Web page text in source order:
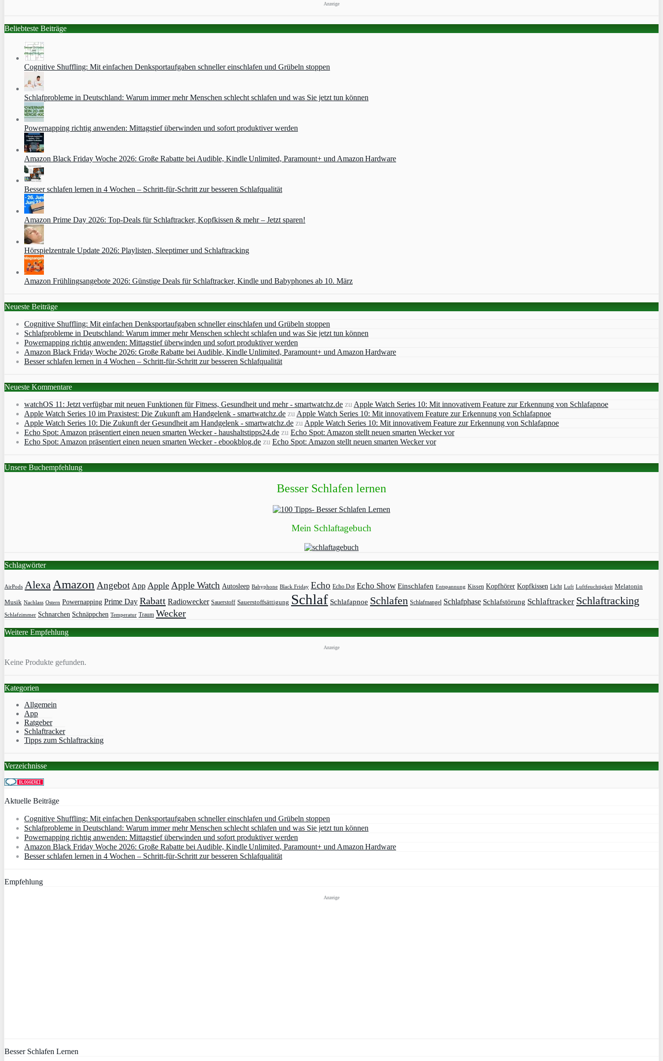
Anzeige
Beliebteste Beiträge
Cognitive Shuffling: Mit einfachen Denksportaufgaben schneller einschlafen und Grübeln stoppen
Schlafprobleme in Deutschland: Warum immer mehr Menschen schlecht schlafen und was Sie jetzt tun können
Powernapping richtig anwenden: Mittagstief überwinden und sofort produktiver werden
Amazon Black Friday Woche 2026: Große Rabatte bei Audible, Kindle Unlimited, Paramount+ und Amazon Hardware
Besser schlafen lernen in 4 Wochen – Schritt‑für‑Schritt zur besseren Schlafqualität
Amazon Prime Day 2026: Top-Deals für Schlaftracker, Kopfkissen & mehr – Jetzt sparen!
Hörspielzentrale Update 2026: Playlisten, Sleeptimer und Schlaftracking
Amazon Frühlingsangebote 2026: Günstige Deals für Schlaftracker, Kindle und Babyphones ab 10. März
Neueste Beiträge
Cognitive Shuffling: Mit einfachen Denksportaufgaben schneller einschlafen und Grübeln stoppen
Schlafprobleme in Deutschland: Warum immer mehr Menschen schlecht schlafen und was Sie jetzt tun können
Powernapping richtig anwenden: Mittagstief überwinden und sofort produktiver werden
Amazon Black Friday Woche 2026: Große Rabatte bei Audible, Kindle Unlimited, Paramount+ und Amazon Hardware
Besser schlafen lernen in 4 Wochen – Schritt‑für‑Schritt zur besseren Schlafqualität
Neueste Kommentare
watchOS 11: Jetzt verfügbar mit neuen Funktionen für Fitness, Gesundheit und mehr - smartwatchz.de zu Apple Watch Series 10: Mit innovativem Feature zur Erkennung von Schlafapnoe
Apple Watch Series 10 im Praxistest: Die Zukunft am Handgelenk - smartwatchz.de zu Apple Watch Series 10: Mit innovativem Feature zur Erkennung von Schlafapnoe
Apple Watch Series 10: Die Zukunft der Gesundheit am Handgelenk - smartwatchz.de zu Apple Watch Series 10: Mit innovativem Feature zur Erkennung von Schlafapnoe
Echo Spot: Amazon präsentiert einen neuen smarten Wecker - haushaltstipps24.de zu Echo Spot: Amazon stellt neuen smarten Wecker vor
Echo Spot: Amazon präsentiert einen neuen smarten Wecker - ebookblog.de zu Echo Spot: Amazon stellt neuen smarten Wecker vor
Unsere Buchempfehlung
Besser Schlafen lernen
Mein Schlaftagebuch
Schlagwörter
AirPods Alexa Amazon Angebot App Apple Apple Watch Autosleep Babyphone Black Friday Echo Echo Dot Echo Show Einschlafen Entspannung Kissen Kopfhörer Kopfkissen Licht Luft Luftfeuchtigkeit Melatonin
Musik Nachlass Ostern Powernapping Prime Day Rabatt Radiowecker Sauerstoff Sauerstoffsättigung Schlaf Schlafapnoe Schlafen Schlafmangel Schlafphase Schlafstörung Schlaftracker Schlaftracking
Schlafzimmer Schnarchen Schnäppchen Temperatur Traum Wecker
Weitere Empfehlung
Anzeige
Keine Produkte gefunden.
Kategorien
Allgemein
App
Ratgeber
Schlaftracker
Tipps zum Schlaftracking
Verzeichnisse
Aktuelle Beiträge
Cognitive Shuffling: Mit einfachen Denksportaufgaben schneller einschlafen und Grübeln stoppen
Schlafprobleme in Deutschland: Warum immer mehr Menschen schlecht schlafen und was Sie jetzt tun können
Powernapping richtig anwenden: Mittagstief überwinden und sofort produktiver werden
Amazon Black Friday Woche 2026: Große Rabatte bei Audible, Kindle Unlimited, Paramount+ und Amazon Hardware
Besser schlafen lernen in 4 Wochen – Schritt‑für‑Schritt zur besseren Schlafqualität
Empfehlung
Anzeige
Besser Schlafen Lernen